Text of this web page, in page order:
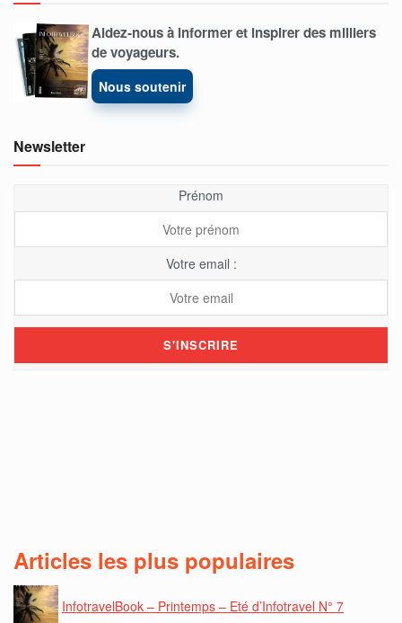
Aidez-nous à informer et inspirer des milliers
de voyageurs.
Nous soutenir
Newsletter
Prénom
Votre email :
Articles les plus populaires
InfotravelBook – Printemps – Eté d’Infotravel N° 7